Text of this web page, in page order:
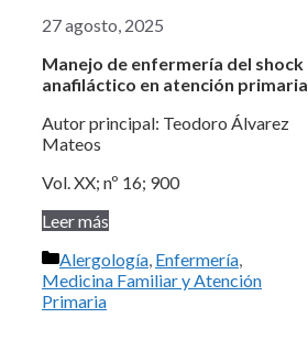
27 agosto, 2025
Manejo de enfermería del shock
anafiláctico en atención primaria
Autor principal: Teodoro Álvarez
Mateos
Vol. XX; nº 16; 900
Leer más
Categorías
Alergología Enfermería
Medicina Familiar y Atención
Primaria